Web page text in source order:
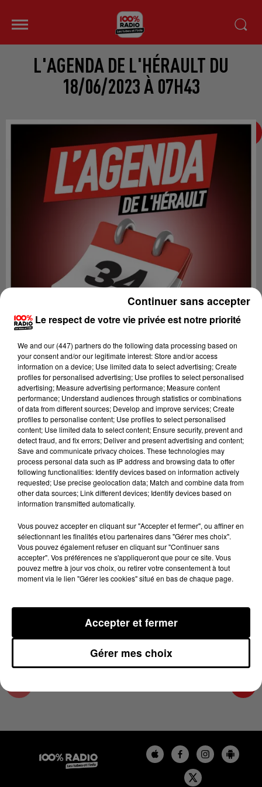
L'AGENDA DE L'HÉRAULT DU
18/06/2023 À 07H43
Lecture (1 min 13 sec)
100%
L'agenda de l'Hérault
18 juin 2023 - 1 min 13 sec
L'AGENDA DE L'HÉRAULT DU 18/06/2023 À
07H43
L'AGENDA DE L'HERAULT
Le respect de votre vie privée est notre priorité
We and our (447) partnersdo the following data processing based on
your consent and/or our legitimate interest: Store and/or access
information on a device; Use limited data to select advertising; Create
profiles for personalised advertising; Use profiles to select personalised
advertising; Measure advertising performance; Measure content
performance; Understand audiences through statistics or combinations
of data from different sources; Develop and improve services; Create
profiles to personalise content; Use profiles to select personalised
content; Use limited data to select content; Ensure security, prevent and
detect fraud, and fix errors; Deliver and present advertising and content;
Save and communicate privacy choices. These technologies may
process personal data such as IP address and browsing data to offer
following functionalities: Identify devices based on information actively
requested; Use precise geolocation data; Match and combine data from
other data sources; Link different devices; Identify devices based on
information transmitted automatically.
Vous pouvez accepter en cliquant sur "Accepter et fermer", ou affiner en
sélectionnant les finalités et/ou partenaires dans "Gérer mes choix".
Vous pouvez également refuser en cliquant sur "Continuer sans
accepter". Vos préférences ne s'appliqueront que pour ce site. Vous
pouvez mettre à jour vos choix, ou retirer votre consentement à tout
moment via le lien "Gérer les cookies" situé en bas de chaque page.
Gérer mes choix
Accepter et fermer
Continuer sans accepter